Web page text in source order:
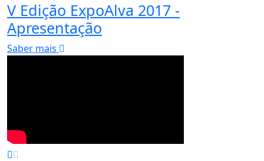
V Edição ExpoAlva 2017 -
Apresentação
Saber mais